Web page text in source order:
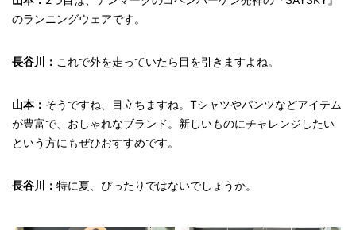
のランニングウェアです。
長谷川： これで外を走っていたら目を引きますよね。
山本： そうですね、目立ちますね。Tシャツやパンツなどアイテム
が豊富で、おしゃれなブランド。新しいものにチャレンジしたい
という方にもぜひおすすめです。
長谷川： 特に夏、ぴったりではないでしょうか。